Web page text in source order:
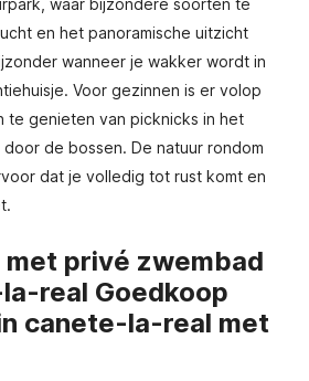
waar bijzondere soorten te
en het panoramische uitzicht
wanneer je wakker wordt in
Voor gezinnen is er volop
te genieten van picknicks in het
de bossen. De natuur rondom
dat je volledig tot rust komt en
privé zwembad
real Goedkoop
canete-la-real met